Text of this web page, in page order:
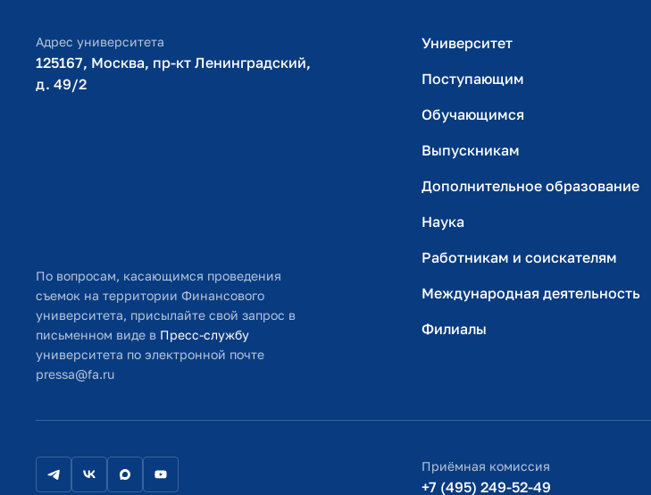
Адрес университета
125167, Москва, пр-кт Ленинградский,
д. 49/2​
По вопросам, касающимся проведения
съемок на территории Финансового
университета, присылайте свой запрос в
письменном виде в Пресс-службу
университета по электронной почте
pressa@fa.ru
Университет
Поступающим
Обучающимся
Выпускникам
Дополнительное образование
Наука
Работникам и соискателям
Международная деятельность
Филиалы
Приёмная комиссия
+7 (495) 249-52-49